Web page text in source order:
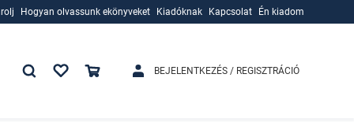
Hogyan olvassunk ekönyveket
Kiadóknak
Kapcsolat Én kiadom
BEJELENTKEZÉS / REGISZTRÁCIÓ